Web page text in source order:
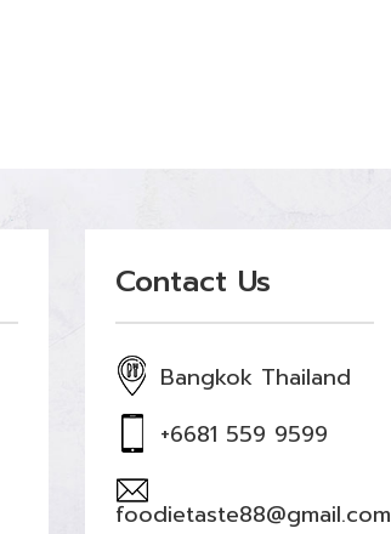
Contact Us
Bangkok Thailand
+6681 559 9599
foodietaste88@gmail.com